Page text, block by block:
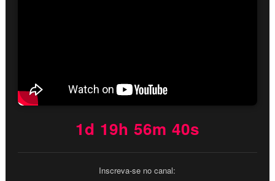
1d 19h 56m 39s
Inscreva-se no canal: